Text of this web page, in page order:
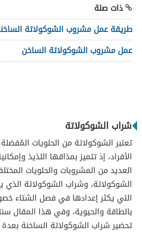
ذات صلة
طريقة عمل مشروب الشوكولاتة
عمل مشروب الشوكولاتة الساخن
شراب الشوكولاتة
تعتبر الشوكولاتة من الحلويات
الأفراد، إذ تتميز بمذاقها اللذيذ
العديد من المشروبات والحلويات
الشوكولاتة، وشراب الشوكولاتة الذي
التي يكثر إعدادها في فصل الشتاء
بالطاقة والحيوية، وفي هذا المقال
تحضير شراب الشوكولاتة الساخنة